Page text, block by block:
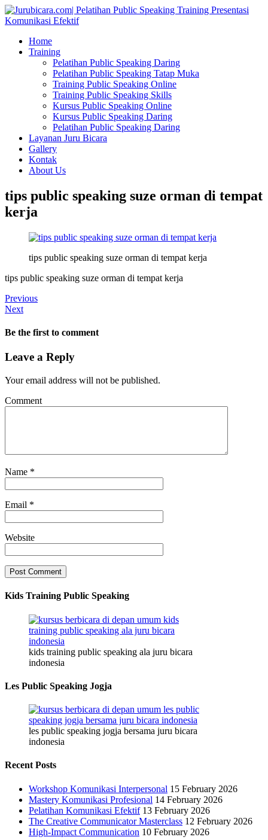
Home
Training
Pelatihan Public Speaking Daring
Pelatihan Public Speaking Tatap Muka
Training Public Speaking Online
Training Public Speaking Skills
Kursus Public Speaking Online
Kursus Public Speaking Daring
Pelatihan Public Speaking Daring
Layanan Juru Bicara
Gallery
Kontak
About Us
tips public speaking suze orman di tempat
kerja
tips public speaking suze orman di tempat kerja
tips public speaking suze orman di tempat kerja
Previous
Next
Be the first to comment
Leave a Reply
Your email address will not be published.
Comment
Name *
Email *
Website
Kids Training Public Speaking
kids training public speaking ala juru bicara
indonesia
Les Public Speaking Jogja
les public speaking jogja bersama juru bicara
indonesia
Recent Posts
Workshop Komunikasi Interpersonal 15 February 2026
Mastery Komunikasi Profesional 14 February 2026
Pelatihan Komunikasi Efektif 13 February 2026
The Creative Communicator Masterclass 12 February 2026
High-Impact Communication 10 February 2026